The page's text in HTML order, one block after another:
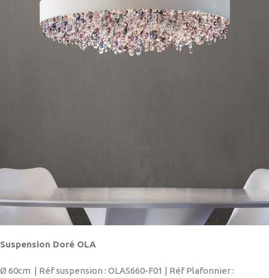
Suspension Doré OLA
Ø 60cm | Réf suspension : OLAS660-F01 | Réf Plafonnier :